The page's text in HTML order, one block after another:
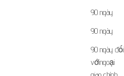
90 ngày
90 ngày
90 ngày đối
vớingoại